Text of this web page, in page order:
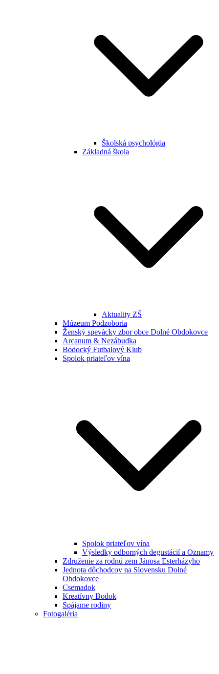
Školská psychológia
Základná škola
Aktuality ZŠ
Múzeum Podzoboria
Ženský spevácky zbor obce Dolné Obdokovce
Arcanum & Nezábudka
Bodocký Futbalový Klub
Spolok priateľov vína
Spolok priateľov vína
Výsledky odborných degustácií a Oznamy
Združenie za rodnú zem Jánosa Esterházyho
Jednota dôchodcov na Slovensku Dolné
Obdokovce
Csemadok
Kreatívny Bodok
Spájame rodiny
Fotogaléria